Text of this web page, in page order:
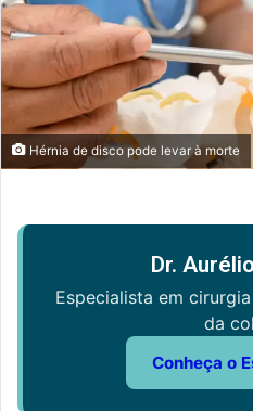
Hérnia de disco pode levar à morte
Dr.
Especialista em
da
Conheça o